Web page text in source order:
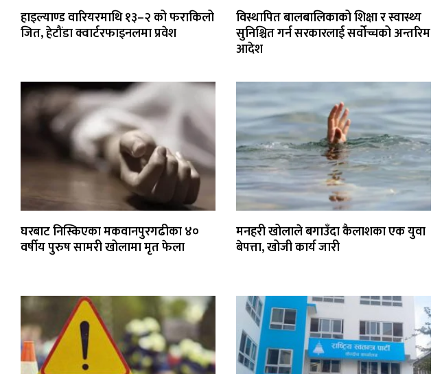
हाइल्याण्ड वारियरमाथि १३–२ को फराकिलो
जित, हेटौंडा क्वार्टरफाइनलमा प्रवेश
विस्थापित बालबालिकाको शिक्षा र स्वास्थ्य
सुनिश्चित गर्न सरकारलाई सर्वोच्चको अन्तरिम
आदेश
घरबाट निस्किएका मकवानपुरगढीका ४०
वर्षीय पुरुष सामरी खोलामा मृत फेला
मनहरी खोलाले बगाउँदा कैलाशका एक युवा
बेपत्ता, खोजी कार्य जारी